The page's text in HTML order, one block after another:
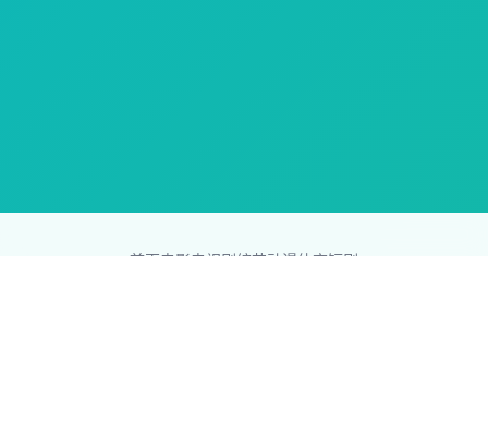
首页电影电视剧综艺动漫体育短剧